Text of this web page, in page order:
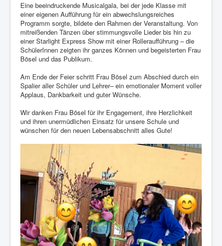
Eine beeindruckende Musicalgala, bei der jede Klasse mit
einer eigenen Aufführung für ein abwechslungsreiches
Programm sorgte, bildete den Rahmen der Veranstaltung. Von
mitreißenden Tänzen über stimmungsvolle Lieder bis hin zu
einer Starlight Express Show mit einer Rolleraufführung – die
SchülerInnen zeigten ihr ganzes Können und begeisterten Frau
Bösel und das Publikum.
Am Ende der Feier schritt Frau Bösel zum Abschied durch ein
Spalier aller Schüler und Lehrer– ein emotionaler Moment voller
Applaus, Dankbarkeit und guter Wünsche.
Wir danken Frau Bösel für ihr Engagement, ihre Herzlichkeit
und ihren unermüdlichen Einsatz für unsere Schule und
wünschen für den neuen Lebensabschnitt alles Gute!